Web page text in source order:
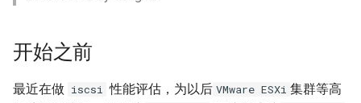
Ubuntu Server 安装 NVIDIA 驱
理？
如何减少 golang 项目 docker
文件打包？
Ansible 定义变量与条件判断
如何设置 ftp 被动模式的
间
Kubernetes 自定义 ingress规
Ubuntu 22.04 配置Vue开发环
GoLang
式
vhdx 转换成 vhd
XenServer 配置NTP服务
Nginx 缓存服务器(下)
Nginx 缓存服务器(上)
Nginx client intended to send
体验 TDengine 时序数据库
如何将 Redis 迁移到阿里云数
息
Ubuntu 刻录软件 k3b
Ubuntu系统sublime使用中文
OpenVPN CRL has expired
如何处理 Cisco 交换机 err-
Jenkins 传统构建 与 Pipeline
Docker (DinD) 模式
系统
使用 Docker部署 Zabbix
箱？
配置文档
启动并检查：
Windows Server 2012R2 网卡
池
息？
Tomcat安全漏洞CVE-2017-
开始之前
最近在做 iscsi 性能评估，为以后 VMware ESXi 集群等高